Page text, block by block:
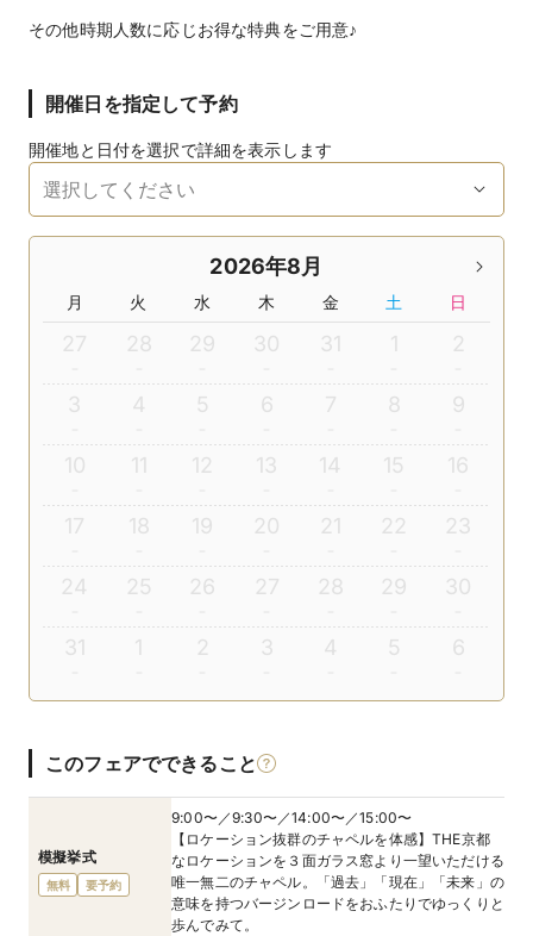
開催日を指定して予約
開催地と日付を選択で詳細を表示します
2026年8月
月 火 水 木 金 土 日
27 28 29 30 31 1 2
3 4 5 6 7 8 9
10 11 12 13 14 15 16
17 18 19 20 21 22 23
24 25 26 27 28 29 30
31 1 2 3 4 5 6
このフェアでできること
模擬挙式
無料 要予約
9:00〜／9:30〜／14:00〜／15:00〜
【ロケーション抜群のチャペルを体感】THE京都
なロケーションを３面ガラス窓より一望いただける
唯一無二のチャペル。「過去」「現在」「未来」の
意味を持つバージンロードをおふたりでゆっくりと
歩んでみて。